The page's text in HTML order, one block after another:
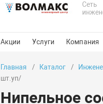
Сеть
Акции Услуги Компания
Главная Каталог
шт.уп/
Нипельное